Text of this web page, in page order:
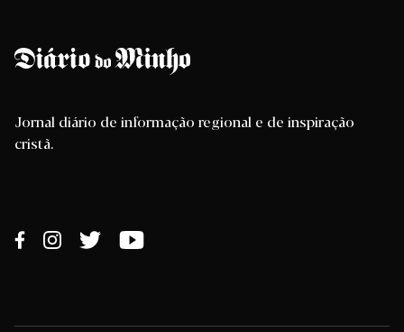
Jornal diário de informação regional e de inspiração
cristã.